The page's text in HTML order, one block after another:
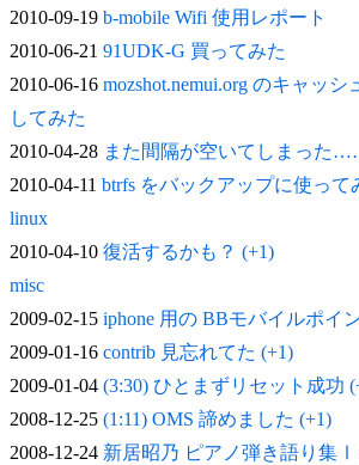
2010-09-19 b-mobile Wifi 使用レポート
2010-06-21 91UDK-G 買ってみた
2010-06-16 mozshot.nemui.org のキャッシ
してみた
2010-04-28 また間隔が空いてしまった
2010-04-11 btrfs をバックアップに使って
linux
2010-04-10 復活するかも？ (+1)
misc
2009-02-15 iphone 用の BBモバイルポイ
2009-01-16 contrib 見忘れてた (+1)
2009-01-04 (3:30) ひとまずリセット成功
2008-12-25 (1:11) OMS 諦めました (+1)
2008-12-24 新居昭乃 ピアノ弾き語り集Ⅰ